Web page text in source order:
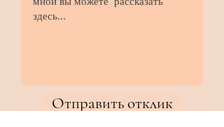
Отправить отклик